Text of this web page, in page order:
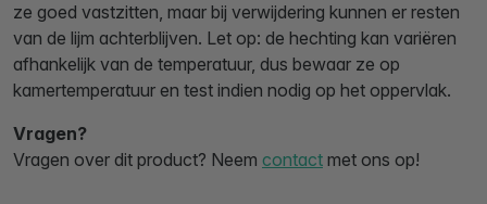
ze goed vastzitten, maar bij verwijdering kunnen er resten
van de lijm achterblijven. Let op: de hechting kan variëren
afhankelijk van de temperatuur, dus bewaar ze op
kamertemperatuur en test indien nodig op het oppervlak.
Vragen?
Vragen over dit product? Neem contact met ons op!